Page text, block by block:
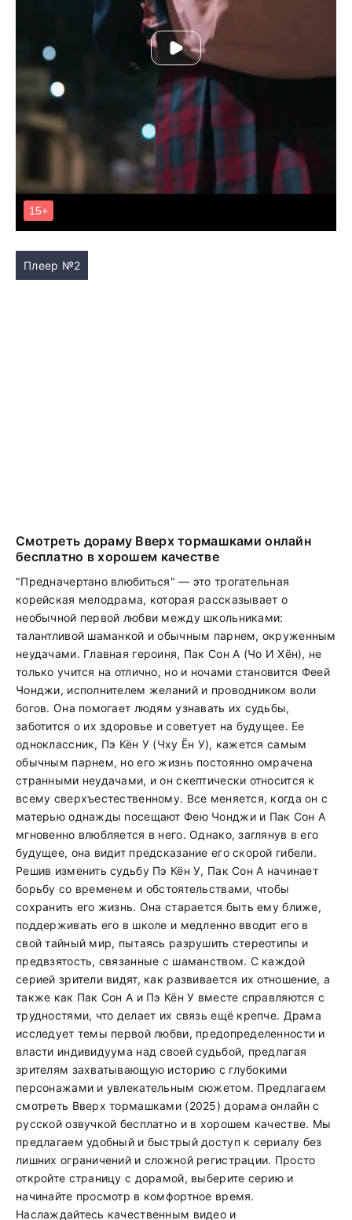
Плеер №2
Смотреть дораму Вверх тормашками онлайн
бесплатно в хорошем качестве
"Предначертано влюбиться" — это трогательная
корейская мелодрама, которая рассказывает о
необычной первой любви между школьниками:
талантливой шаманкой и обычным парнем, окруженным
неудачами. Главная героиня, Пак Сон А (Чо И Хён), не
только учится на отлично, но и ночами становится Феей
Чонджи, исполнителем желаний и проводником воли
богов. Она помогает людям узнавать их судьбы,
заботится о их здоровье и советует на будущее. Ее
одноклассник, Пэ Кён У (Чху Ён У), кажется самым
обычным парнем, но его жизнь постоянно омрачена
странными неудачами, и он скептически относится к
всему сверхъестественному. Все меняется, когда он с
матерью однажды посещают Фею Чонджи и Пак Сон А
мгновенно влюбляется в него. Однако, заглянув в его
будущее, она видит предсказание его скорой гибели.
Решив изменить судьбу Пэ Кён У, Пак Сон А начинает
борьбу со временем и обстоятельствами, чтобы
сохранить его жизнь. Она старается быть ему ближе,
поддерживать его в школе и медленно вводит его в
свой тайный мир, пытаясь разрушить стереотипы и
предвзятость, связанные с шаманством. С каждой
серией зрители видят, как развивается их отношение, а
также как Пак Сон А и Пэ Кён У вместе справляются с
трудностями, что делает их связь ещё крепче. Драма
исследует темы первой любви, предопределенности и
власти индивидуума над своей судьбой, предлагая
зрителям захватывающую историю с глубокими
персонажами и увлекательным сюжетом. Предлагаем
смотреть Вверх тормашками (2025) дорама онлайн с
русской озвучкой бесплатно и в хорошем качестве. Мы
предлагаем удобный и быстрый доступ к сериалу без
лишних ограничений и сложной регистрации. Просто
откройте страницу с дорамой, выберите серию и
начинайте просмотр в комфортное время.
Наслаждайтесь качественным видео и